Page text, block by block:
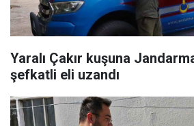
Yaralı Çakır kuşuna
şefkatli eli uzandı